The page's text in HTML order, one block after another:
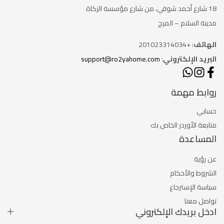
18 شارع أحمد شوقي، من شارع
مؤسسة الزكاة
مدينة السلام – المرج
الهاتف: +201023314034
البريد الإلكتروني:
support@ro2yahome.com
روابط مهمة
حسابي
متابعة الأوردر الخاص بك
المساعدة
عن رؤية
الشروط والأحكام
سياسة الإسترجاع
تواصل معنا
ادخل بريدك الإلكتروني